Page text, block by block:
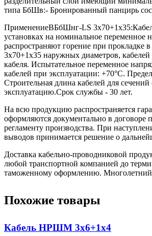
типа БбШв:- Бронированный панцирь
ПрименениеВБбШнг-LS
установках на номинальное
распространяют горение при
3х70+1х35 наружных диаметров,
кабеля. Испытательное переменное
кабелей при эксплуатации: +70°С.
Строительная длина кабелей для
эксплуатацию.Срок службы - 30 лет.
На всю продукцию распространяется
оформляются документально в договоре
регламенту производства. При
выводов принимается решение о
Доставка кабельно-проводниковой
любой транспортной компанией до
таможенному оформлению. Многолетний
Похожие товары
Кабель НРШМ 3х6+1х4